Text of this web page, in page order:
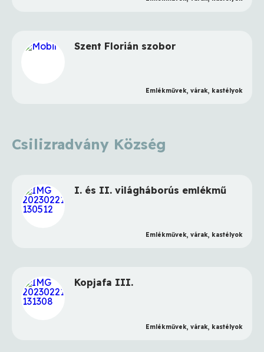
Szent Florián szobor
Emlékművek, várak, kastélyok
Csilizradvány Község
I. és II. világháborús emlékmű
Emlékművek, várak, kastélyok
Kopjafa III.
Emlékművek, várak, kastélyok